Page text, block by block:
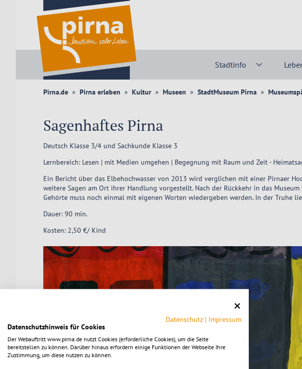
Stadtinfo
Pirna.de Pirna erleben Kultur Museen StadtMuseum Pirna
Sagenhaftes Pirna
Deutsch Klasse 3/4 und Sachkunde Klasse 3
Lernbereich: Lesen | mit Medien umgehen | Begegnung mit Raum und Zeit -
Ein Bericht über das Elbehochwasser von 2013 wird verglichen mit einer Pirnaer
weitere Sagen am Ort ihrer Handlung vorgestellt. Nach der Rückkehr in das
Gehörte muss noch einmal mit eigenen Worten wiedergeben werden. In der Truhe
Dauer: 90 min.
Kosten: 2,50 €/ Kind
Datenschutz | Impressum
Datenschutzhinweis für Cookies
Der Webauftritt www.pirna.de nutzt Cookies (erforderliche Cookies), um die Seite
bereitstellen zu können. Darüber hinaus erfordern einige Funktionen der Webseite Ihre
Zustimmung, um diese nutzen zu können.